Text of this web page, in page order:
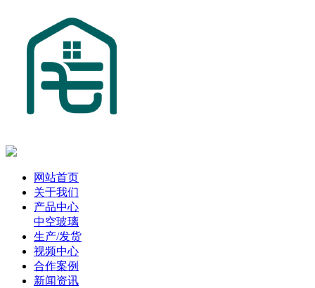
网站首页
关于我们
产品中心
中空玻璃
生产/发货
视频中心
合作案例
新闻资讯